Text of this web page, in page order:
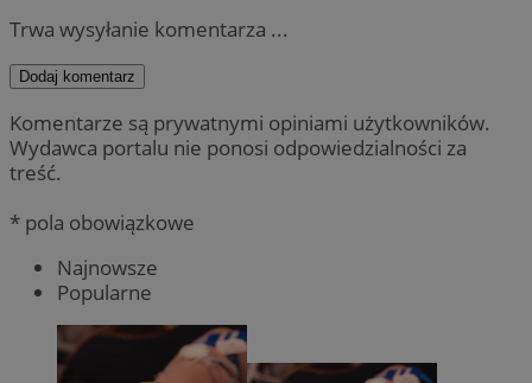
Trwa wysyłanie komentarza ...
Dodaj komentarz
Komentarze są prywatnymi opiniami użytkowników.
Wydawca portalu nie ponosi odpowiedzialności za
treść.
* pola obowiązkowe
Najnowsze
Popularne